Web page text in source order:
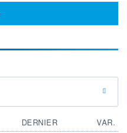
100
150
DERNIER
VAR.